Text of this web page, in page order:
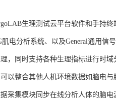
生理测试云平台软件和手持
肌电分析系统、以及General通用信
，同时支持各种生理指标进行时
可以整合其他人机环境数据如脑电
采集模块同步在线分析人体的脑